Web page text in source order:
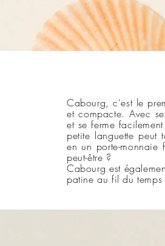
Cabourg, c'est le
et compacte. Avec
et se ferme
petite languette peut
en un porte-monnaie
peut-être ?
Cabourg est
patine au fil du temps